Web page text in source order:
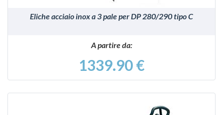
Eliche acciaio inox a 3 pale per DP 280/290 tipo C
A partire da:
1339.90 €